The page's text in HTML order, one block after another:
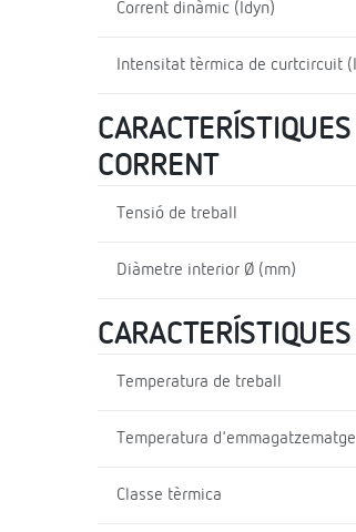
Corrent dinàmic (Idyn)
Intensitat tèrmica de curtcircuit
CORRENT
Tensió de treball
Diàmetre interior Ø (mm)
Temperatura de treball
Temperatura d'emmagatzematge
Classe tèrmica